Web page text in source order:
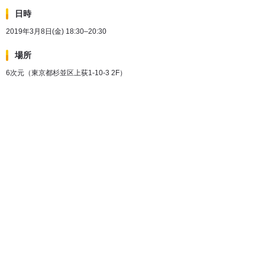
日時
2019年3月8日(金) 18:30–20:30
場所
6次元（東京都杉並区上荻1-10-3 2F）